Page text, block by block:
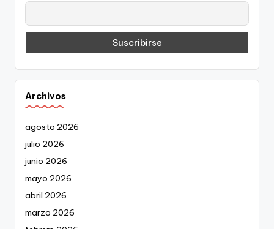
Archivos
agosto 2026
julio 2026
junio 2026
mayo 2026
abril 2026
marzo 2026